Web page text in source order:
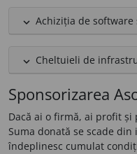
expand_less Achiziția de software
expand_less Cheltuieli de
Sponsorizarea
Dacă ai o firmă, ai profit
Suma donată se scade
îndeplinesc cumulat